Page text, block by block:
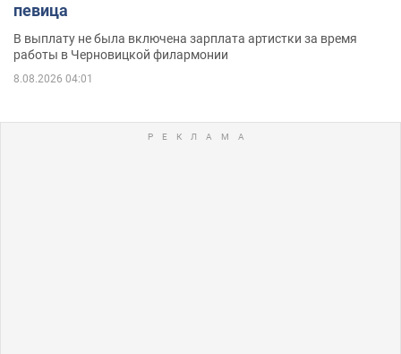
певица
В выплату не была включена зарплата артистки за время
работы в Черновицкой филармонии
8.08.2026 04:01